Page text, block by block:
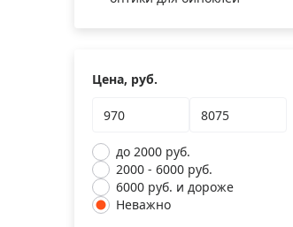
Астропланетарии
Подарки
Хиты продаж
Акции
Цена, руб.
до 2000 руб.
2000 - 6000 руб.
6000 руб. и дороже
Неважно